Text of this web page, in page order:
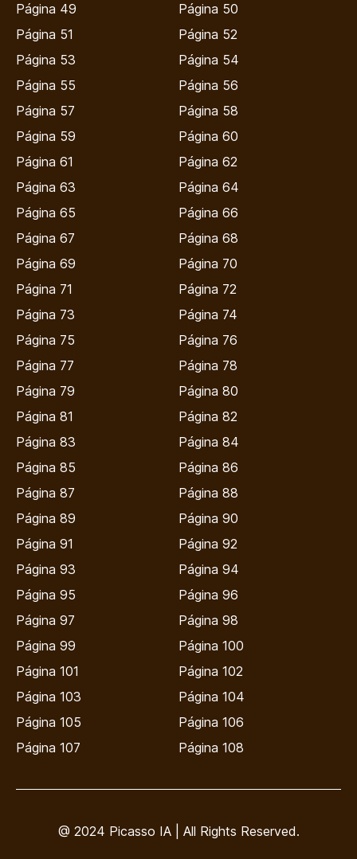
Página 49
Página 50
Página 51
Página 52
Página 53
Página 54
Página 55
Página 56
Página 57
Página 58
Página 59
Página 60
Página 61
Página 62
Página 63
Página 64
Página 65
Página 66
Página 67
Página 68
Página 69
Página 70
Página 71
Página 72
Página 73
Página 74
Página 75
Página 76
Página 77
Página 78
Página 79
Página 80
Página 81
Página 82
Página 83
Página 84
Página 85
Página 86
Página 87
Página 88
Página 89
Página 90
Página 91
Página 92
Página 93
Página 94
Página 95
Página 96
Página 97
Página 98
Página 99
Página 100
Página 101
Página 102
Página 103
Página 104
Página 105
Página 106
Página 107
Página 108
@ 2024 Picasso IA | All Rights Reserved.